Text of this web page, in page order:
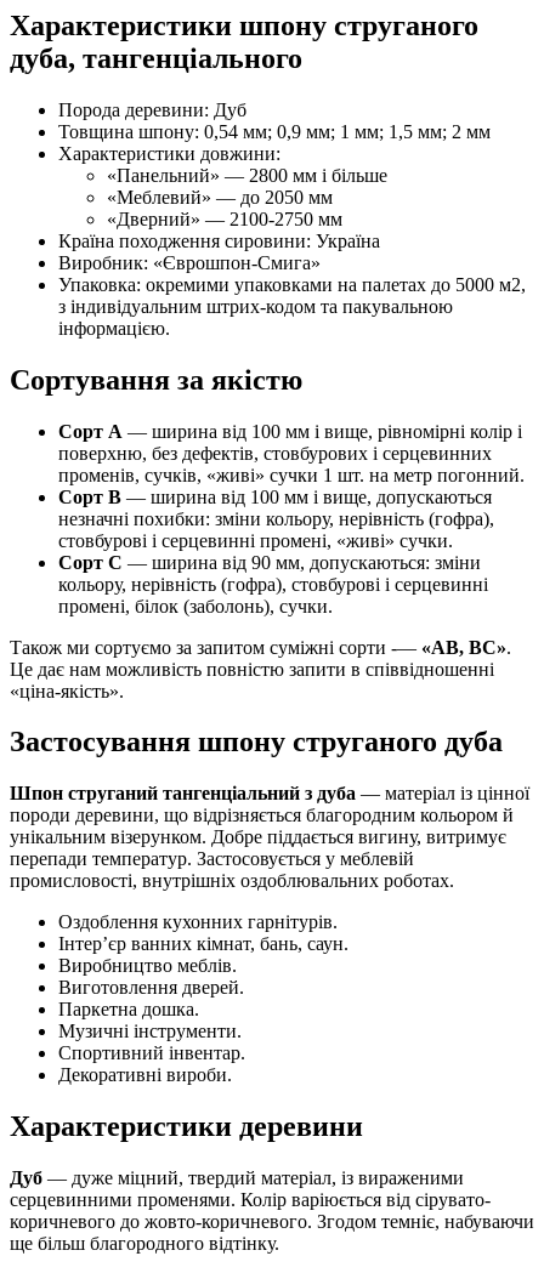
Характеристики шпону струганого
дуба, тангенціального
Порода деревини: Дуб
Товщина шпону: 0,54 мм; 0,9 мм; 1 мм; 1,5 мм; 2 мм
Характеристики довжини:
«Панельний» — 2800 мм і більше
«Меблевий» — до 2050 мм
«Дверний» — 2100-2750 мм
Країна походження сировини: Україна
Виробник: «Єврошпон-Смига»
Упаковка: окремими упаковками на палетах до 5000 м2,
з індивідуальним штрих-кодом та пакувальною
інформацією.
Сортування за якістю
Сорт А — ширина від 100 мм і вище, рівномірні колір і
поверхню, без дефектів, стовбурових і серцевинних
променів, сучків, «живі» сучки 1 шт. на метр погонний.
Сорт В — ширина від 100 мм і вище, допускаються
незначні похибки: зміни кольору, нерівність (гофра),
стовбурові і серцевинні промені, «живі» сучки.
Сорт С — ширина від 90 мм, допускаються: зміни
кольору, нерівність (гофра), стовбурові і серцевинні
промені, білок (заболонь), сучки.
Також ми сортуємо за запитом суміжні сорти -— «АВ, ВС».
Це дає нам можливість повністю запити в співвідношенні
«ціна-якість».
Застосування шпону струганого дуба
Шпон струганий тангенціальний з дуба — матеріал із цінної
породи деревини, що відрізняється благородним кольором й
унікальним візерунком. Добре піддається вигину, витримує
перепади температур. Застосовується у меблевій
промисловості, внутрішніх оздоблювальних роботах.
Оздоблення кухонних гарнітурів.
Інтер’єр ванних кімнат, бань, саун.
Виробництво меблів.
Виготовлення дверей.
Паркетна дошка.
Музичні інструменти.
Спортивний інвентар.
Декоративні вироби.
Характеристики деревини
Дуб — дуже міцний, твердий матеріал, із вираженими
серцевинними променями. Колір варіюється від сірувато-
коричневого до жовто-коричневого. Згодом темніє, набуваючи
ще більш благородного відтінку.